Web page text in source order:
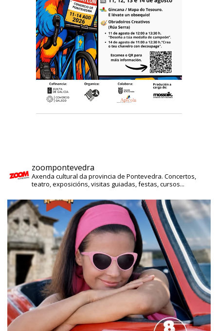
zoompontevedra
Axenda cultural da provincia de Pontevedra. Concertos,
teatro, exposicións, visitas guiadas, festas, cursos...